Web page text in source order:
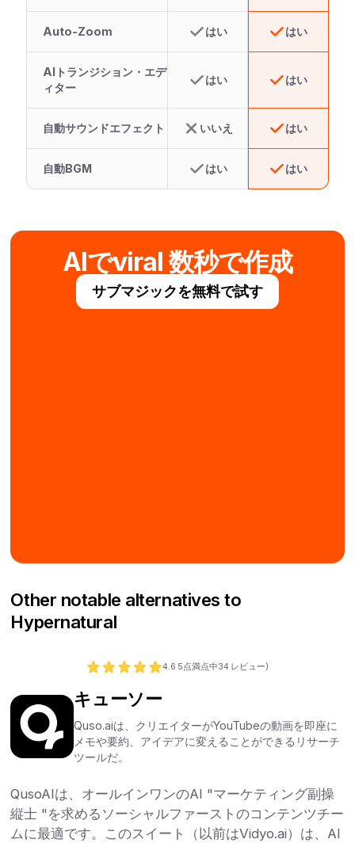
Auto-Zoom はい はい
AIトランジション・エデ
ィター
はい はい
自動サウンドエフェクト いいえ はい
自動BGM はい はい
AIでviral 数秒で作成
サブマジックを無料で試す
Other notable alternatives to
Hypernatural
4.6 5点満点中34 レビュー)
キューソー
Quso.aiは、クリエイターがYouTubeの動画を即座に
メモや要約、アイデアに変えることができるリサーチ
ツールだ。
QusoAIは、オールインワンのAI "マーケティング副操
縦士 "を求めるソーシャルファーストのコンテンツチー
ムに最適です。このスイート（以前はVidyo.ai）は、AI